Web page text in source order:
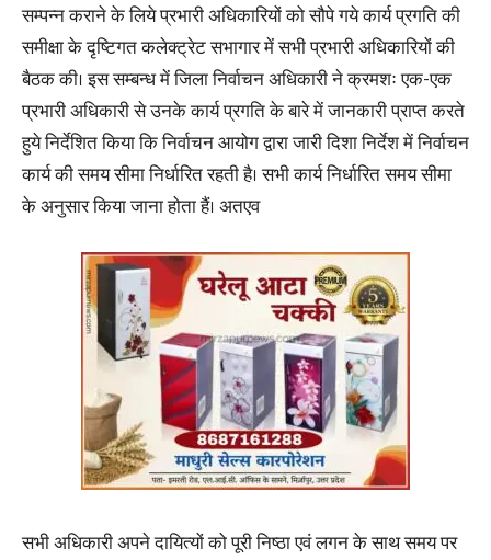
सम्पन्न कराने के लिये प्रभारी अधिकारियों को सौपे गये कार्य प्रगति की
समीक्षा के दृष्टिगत कलेक्ट्रेट सभागार में सभी प्रभारी अधिकारियों की
बैठक की। इस सम्बन्ध में जिला निर्वाचन अधिकारी ने क्रमशः एक-एक
प्रभारी अधिकारी से उनके कार्य प्रगति के बारे में जानकारी प्राप्त करते
हुये निर्देशित किया कि निर्वाचन आयोग द्वारा जारी दिशा निर्देश में निर्वाचन
कार्य की समय सीमा निर्धारित रहती है। सभी कार्य निर्धारित समय सीमा
के अनुसार किया जाना होता हैं। अतएव
सभी अधिकारी अपने दायित्यों को पूरी निष्ठा एवं लगन के साथ समय पर